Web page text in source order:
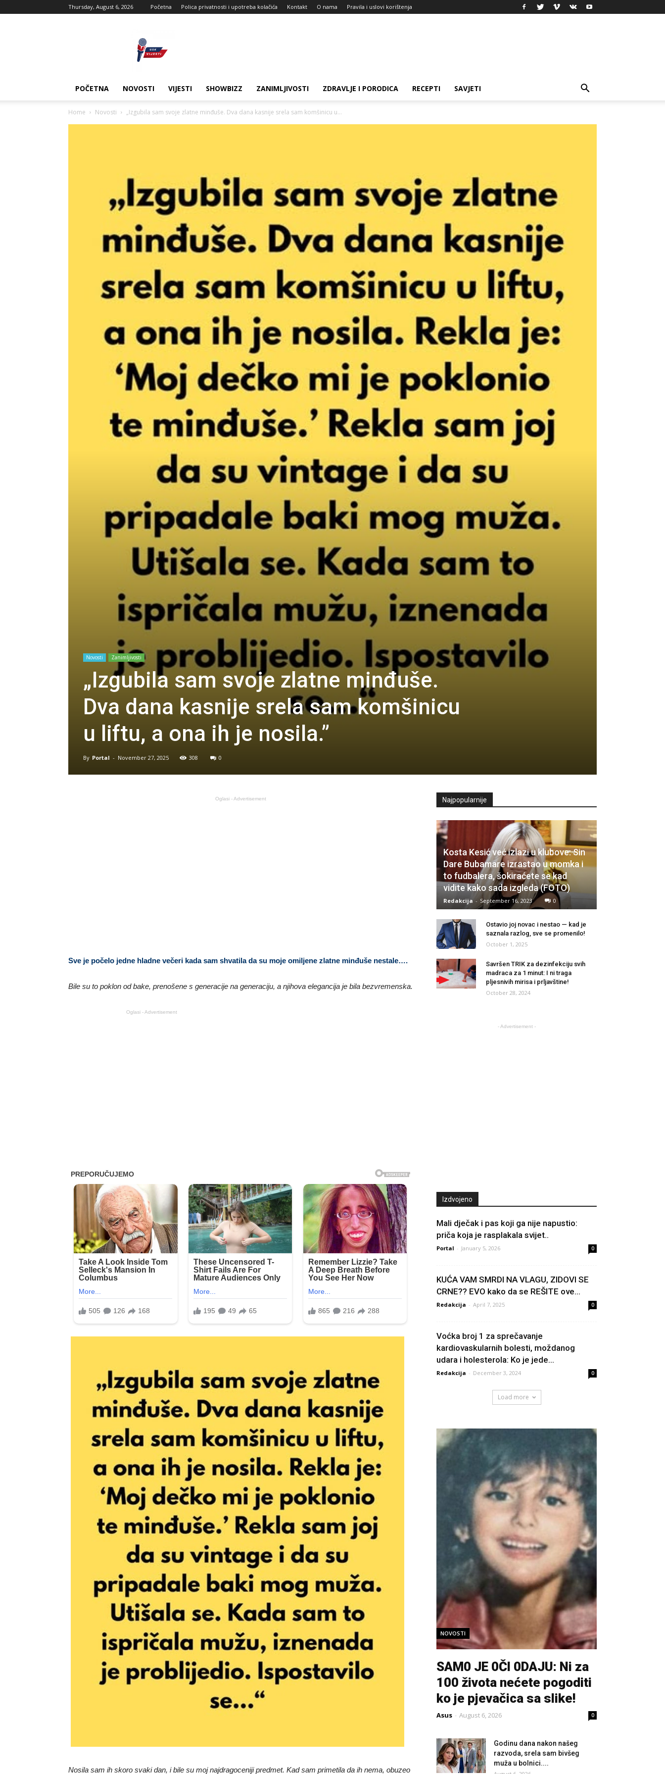
Thursday, August 6, 2026 Početna Polica privatnosti i upotreba kolačića Kontakt O nama Pravila i uslovi korištenja
POČETNA NOVOSTI VIJESTI SHOWBIZZ ZANIMLJIVOSTI ZDRAVLJE I PORODICA RECEPTI SAVJETI
Home Novosti „Izgubila sam svoje zlatne minđuše. Dva dana kasnije srela sam komšinicu u...
Novosti Zanimljivosti
„Izgubila sam svoje zlatne minđuše.
Dva dana kasnije srela sam komšinicu
u liftu, a ona ih je nosila.”
By Portal - November 27, 2025 308 0
Oglasi - Advertisement
Sve je počelo jedne hladne večeri kada sam shvatila da su moje omiljene zlatne minđuše nestale….
Bile su to poklon od bake, prenošene s generacije na generaciju, a njihova elegancija je bila bezvremenska.
Oglasi - Advertisement
Nosila sam ih skoro svaki dan, i bile su moj najdragoceniji predmet. Kad sam primetila da ih nema, obuzeo
Najpopularnije
Kosta Kesić već izlazi u klubove: Sin
Dare Bubamare izrastao u momka i
to fudbalera, šokiraćete se kad
vidite kako sada izgleda (FOTO)
Redakcija - September 16, 2023 0
Ostavio joj novac i nestao — kad je
saznala razlog, sve se promenilo!
October 1, 2025
Savršen TRIK za dezinfekciju svih
madraca za 1 minut: I ni traga
pljesnivih mirisa i prljavštine!
October 28, 2024
- Advertisement -
Izdvojeno
Mali dječak i pas koji ga nije napustio:
priča koja je rasplakala svijet..
Portal - January 5, 2026 0
KUĆA VAM SMRDI NA VLAGU, ZIDOVI SE
CRNE?? EVO kako da se REŠITE ove...
Redakcija - April 7, 2025 0
Voćka broj 1 za sprečavanje
kardiovaskularnih bolesti, moždanog
udara i holesterola: Ko je jede...
Redakcija - December 3, 2024 0
Load more
NOVOSTI
SAM0 JE 0Čl 0DAJU: Ni za
100 života nećete pogoditi
ko je pjevačica sa slike!
Asus - August 6, 2026 0
Godinu dana nakon našeg
razvoda, srela sam bivšeg
muža u bolnici....